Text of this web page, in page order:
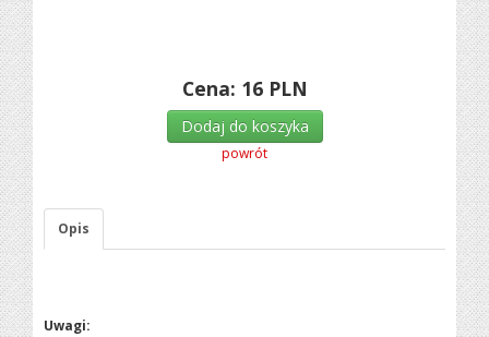
Cena: 16 PLN
Dodaj do koszyka
powrót
Opis
Uwagi: